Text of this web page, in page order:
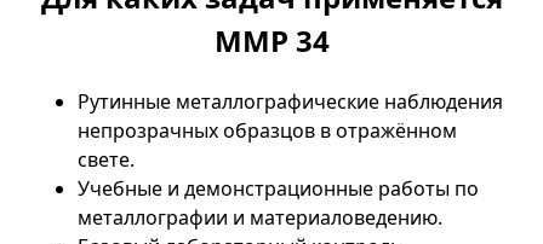
ММР 34
Рутинные металлографические наблюдения
непрозрачных образцов в отражённом
свете.
Учебные и демонстрационные работы по
металлографии и материаловедению.